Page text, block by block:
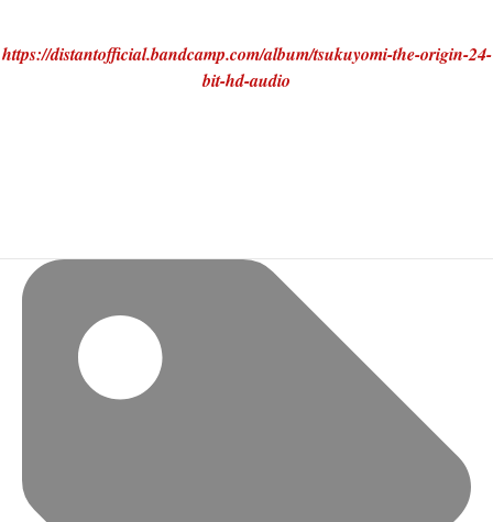
https://distantofficial.bandcamp.com/album/tsukuyomi-the-origin-24-
bit-hd-audio